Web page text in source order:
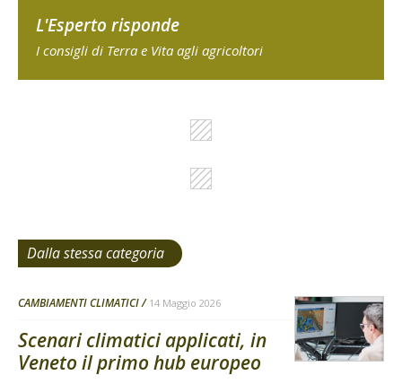
L'Esperto risponde
I consigli di Terra e Vita agli agricoltori
Dalla stessa categoria
CAMBIAMENTI CLIMATICI 14 Maggio 2026
Scenari climatici applicati, in
Veneto il primo hub europeo